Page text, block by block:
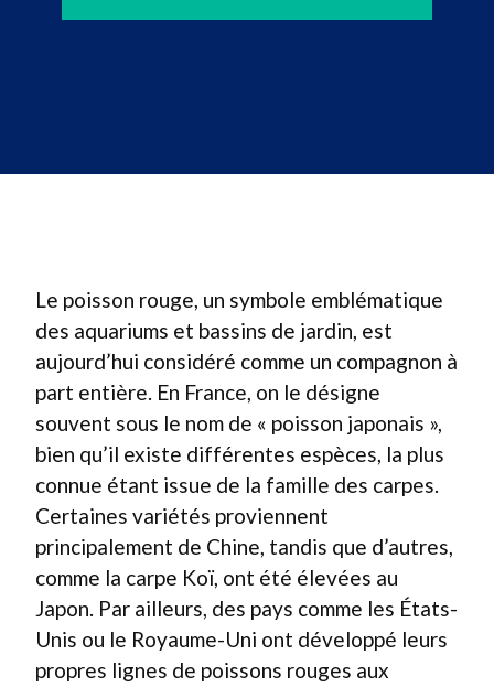
Le poisson rouge, un symbole emblématique
des aquariums et bassins de jardin, est
aujourd’hui considéré comme un compagnon à
part entière. En France, on le désigne
souvent sous le nom de « poisson japonais »,
bien qu’il existe différentes espèces, la plus
connue étant issue de la famille des carpes.
Certaines variétés proviennent
principalement de Chine, tandis que d’autres,
comme la carpe Koï, ont été élevées au
Japon. Par ailleurs, des pays comme les États-
Unis ou le Royaume-Uni ont développé leurs
propres lignes de poissons rouges aux